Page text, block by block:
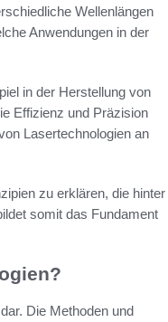
Wellenlängen
Anwendungen in der
in der Herstellung von
Effizienz und Präzision
Lasertechnologien an
zu erklären, die hinter
somit das Fundament
Die Methoden und